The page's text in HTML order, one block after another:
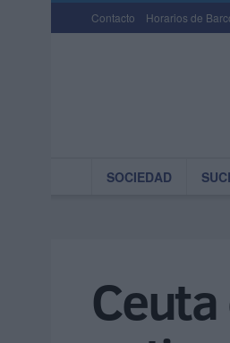
Contacto Horarios de
SOCIEDAD